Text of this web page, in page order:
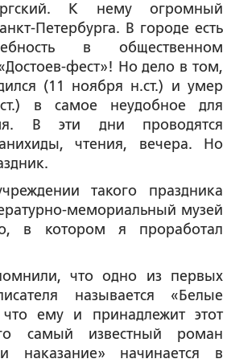
К нему огромный
Петербурга. В городе есть
в общественном
фест»! Но дело в том,
(11 ноября н.ст.) и умер
в самое неудобное для
В эти дни проводятся
чтения, вечера. Но
такого праздника
мемориальный музей
в котором я проработал
что одно из первых
называется «Белые
что ему и принадлежит этот
самый известный роман
наказание» начинается в